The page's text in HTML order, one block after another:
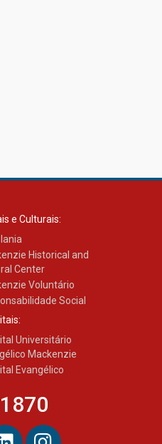
e Culturais:
Historical and
Center
Voluntário
Social
Universitário
Mackenzie
Evangélico